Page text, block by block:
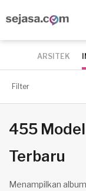
ARSITEK
Filter
455
Terbaru
Menampilkan album